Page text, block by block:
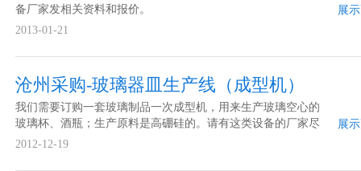
备厂家发相关资料和报价。
展
2013-01-21
沧州采购-玻璃器皿生产线（成型机）
我们需要订购一套玻璃制品一次成型机，用来生产玻璃空心的
玻璃杯、酒瓶；生产原料是高硼硅的。请有这类设备的厂家尽
快联系我们！
展
2012-12-19